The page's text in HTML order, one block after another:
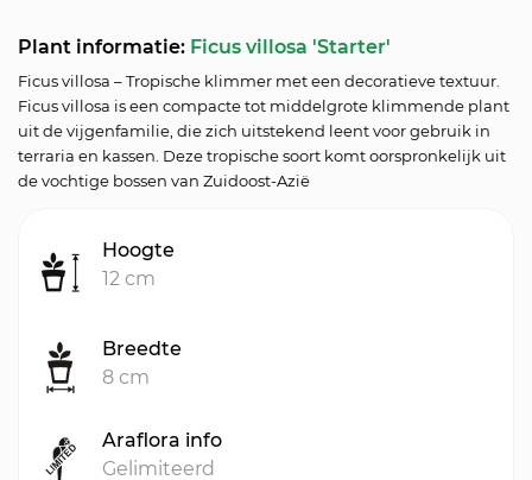
Plant informatie: Ficus villosa 'Starter'
Ficus villosa – Tropische klimmer met een decoratieve textuur.
Ficus villosa is een compacte tot middelgrote klimmende plant
uit de vijgenfamilie, die zich uitstekend leent voor gebruik in
terraria en kassen. Deze tropische soort komt oorspronkelijk uit
de vochtige bossen van Zuidoost-Azië
Hoogte
12 cm
Breedte
8 cm
Araflora info
Gelimiteerd